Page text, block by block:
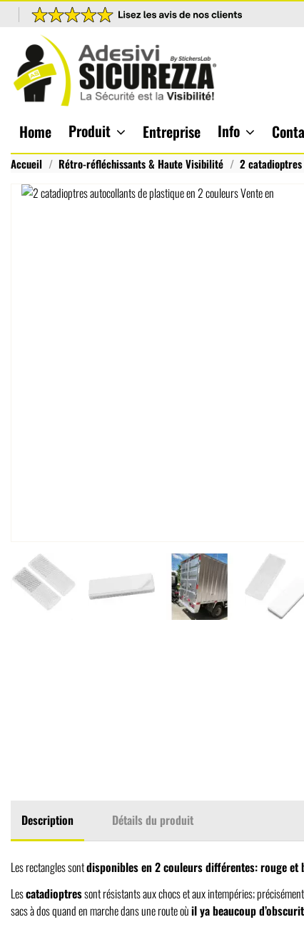
Home Produit Entreprise Info
Accueil Rétro-réfléchissants & Haute Visibilité 2
Description Détails du produit
Les rectangles sontdisponibles en 2 couleurs différentes: rouge et
Lescatadioptressont résistants aux chocs et aux intempéries;
sacs à dos quand en marche dans une route oùil ya beaucoup